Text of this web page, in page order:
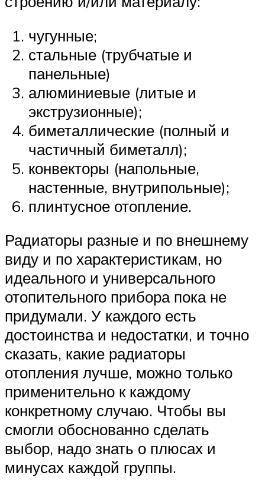
чугунные;
стальные (трубчатые и
панельные)
алюминиевые (литые и
экструзионные);
биметаллические (полный и
частичный биметалл);
конвекторы (напольные,
настенные, внутрипольные);
плинтусное отопление.
Радиаторы разные и по внешнему
виду и по характеристикам, но
идеального и универсального
отопительного прибора пока не
придумали. У каждого есть
достоинства и недостатки, и точно
сказать, какие радиаторы
отопления лучше, можно только
применительно к каждому
конкретному случаю. Чтобы вы
смогли обоснованно сделать
выбор, надо знать о плюсах и
минусах каждой группы.